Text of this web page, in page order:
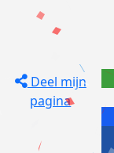
Deel mijn
pagina